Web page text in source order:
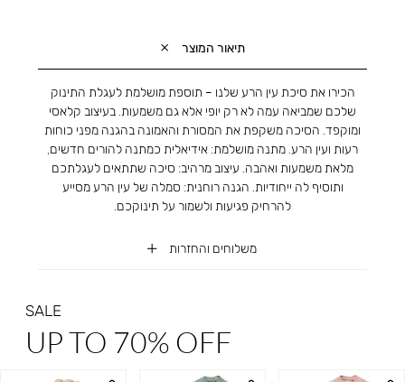
תיאור המוצר
משלוחים והחזרות
הכירו את סיכת עין הרע שלנו – תוספת מושלמת לעגלת התינוק
שלכם שמביאה עמה לא רק יופי אלא גם משמעות. בעיצוב קלאסי
ומוקפד. הסיכה משקפת את המסורת והאמונה בהגנה מפני כוחות
רעות ועין הרע. מתנה מושלמת: אידיאלית כמתנה להורים חדשים,
מלאת משמעות ואהבה. עיצוב מרהיב: סיכה שתתאים לעגלתכם
ותוסיף לה ייחודיות. הגנה רוחנית: סמלה של עין הרע מסייע
להרחיק פגיעות ולשמור על תינוקכם.
SALE
UP TO 70% OFF